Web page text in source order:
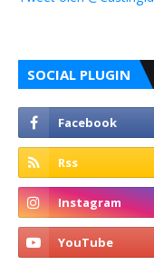
SOCIAL PLUGIN